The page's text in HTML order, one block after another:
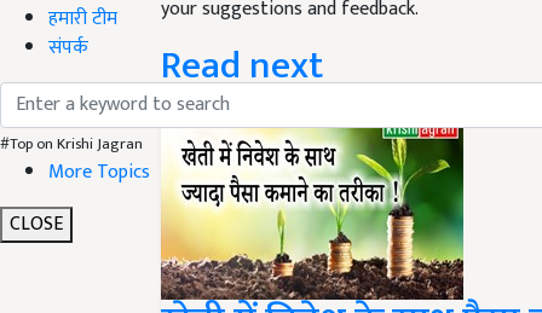
हमारी टीम
संपर्क
#Top on Krishi Jagran
More Topics
CLOSE
your suggestions and feedback.
Read next